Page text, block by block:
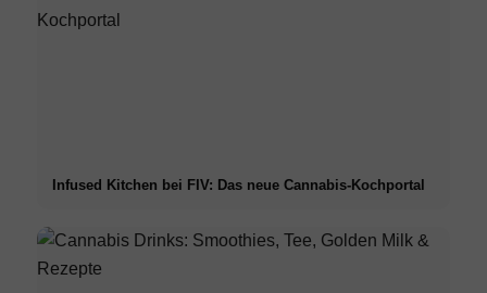
Infused Kitchen bei FIV: Das neue Cannabis-Kochportal